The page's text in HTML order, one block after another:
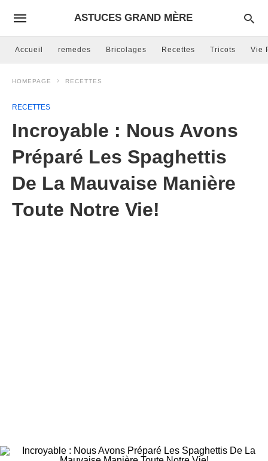
ASTUCES GRAND MÈRE
Accueil remedes Bricolages Recettes Tricots Vie
HOMEPAGE RECETTES
RECETTES
Incroyable : Nous Avons
Préparé Les Spaghettis
De La Mauvaise Manière
Toute Notre Vie!